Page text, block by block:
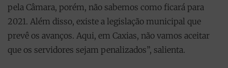
pela Câmara, porém, não sabemos como ficará para
2021. Além disso, existe a legislação municipal que
prevê os avanços. Aqui, em Caxias, não vamos aceitar
que os servidores sejam penalizados”, salienta.